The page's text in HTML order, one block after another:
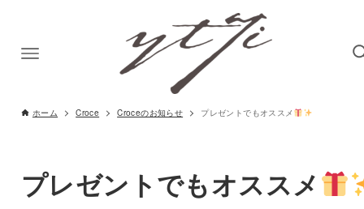
ホーム Croce Croceのお知らせ プレゼントでもオススメ
プレゼントでもオススメ